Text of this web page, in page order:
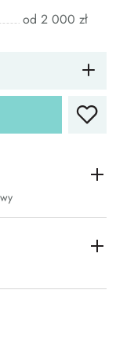
od 2 000 zł